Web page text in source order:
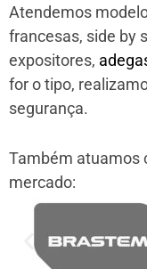
Atendemos
francesas, side by
expositores,
for o tipo,
segurança.
Também atuamos
mercado: